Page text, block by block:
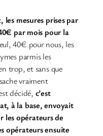
les mesures prises par
par mois pour la
40€ pour nous, les
parmis les
trop, et sans que
vraiment
décidé, c’est
à la base, envoyait
les opérateurs de
opérateurs ensuite